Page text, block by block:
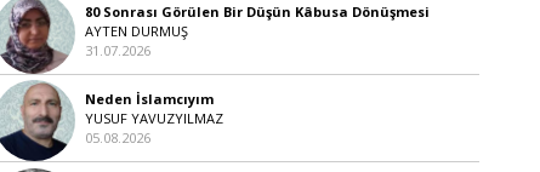
80 Sonrası Görülen Bir Düşün Kâbusa Dönüşmesi
AYTEN DURMUŞ
31.07.2026
Neden İslamcıyım
YUSUF YAVUZYILMAZ
05.08.2026